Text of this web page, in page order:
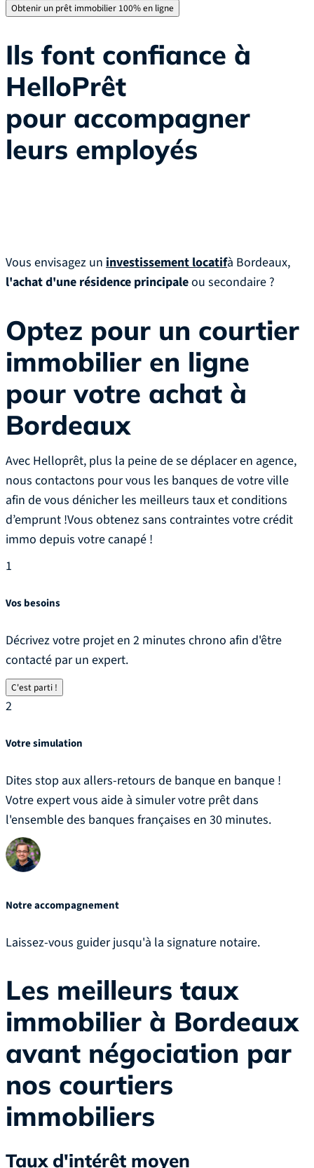
Obtenir un prêt immobilier 100% en ligne
Ils font confiance à
HelloPrêt
pour accompagner
leurs employés
Vous envisagez un investissement locatifà Bordeaux,
l'achat d'une résidence principaleou secondaire ?
Optez pour un courtier
immobilier en ligne
pour votre achat à
Bordeaux
Avec Helloprêt, plus la peine de se déplacer en agence,
nous contactons pour vous les banques de votre ville
afin de vous dénicher les meilleurs taux et conditions
d’emprunt !Vous obtenez sans contraintes votre crédit
immo depuis votre canapé !
1
Vos besoins
Décrivez votre projet en 2 minutes chrono afin d'être
contacté par un expert.
C'est parti !
2
Votre simulation
Dites stop aux allers-retours de banque en banque !
Votre expert vous aide à simuler votre prêt dans
l'ensemble des banques françaises en 30 minutes.
Notre accompagnement
Laissez-vous guider jusqu'à la signature notaire.
Les meilleurs taux
immobilier à Bordeaux
avant négociation par
nos courtiers
immobiliers
Taux d'intérêt moyen